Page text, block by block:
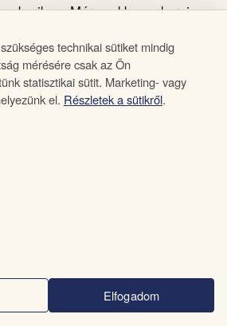
Már ezekben a korai
az igény a KISZ-től való
mivel az ifjúsági
viszonyult minden alulról
és fokozott
lenne szükség. Ebből az
Fiatalok Népművészeti Stúdiója
technikai sütiket mindig
mérésére csak az Ön
statisztikai sütit. Marketing- vagy
el. Részletek a sütikről.
Elfogadom